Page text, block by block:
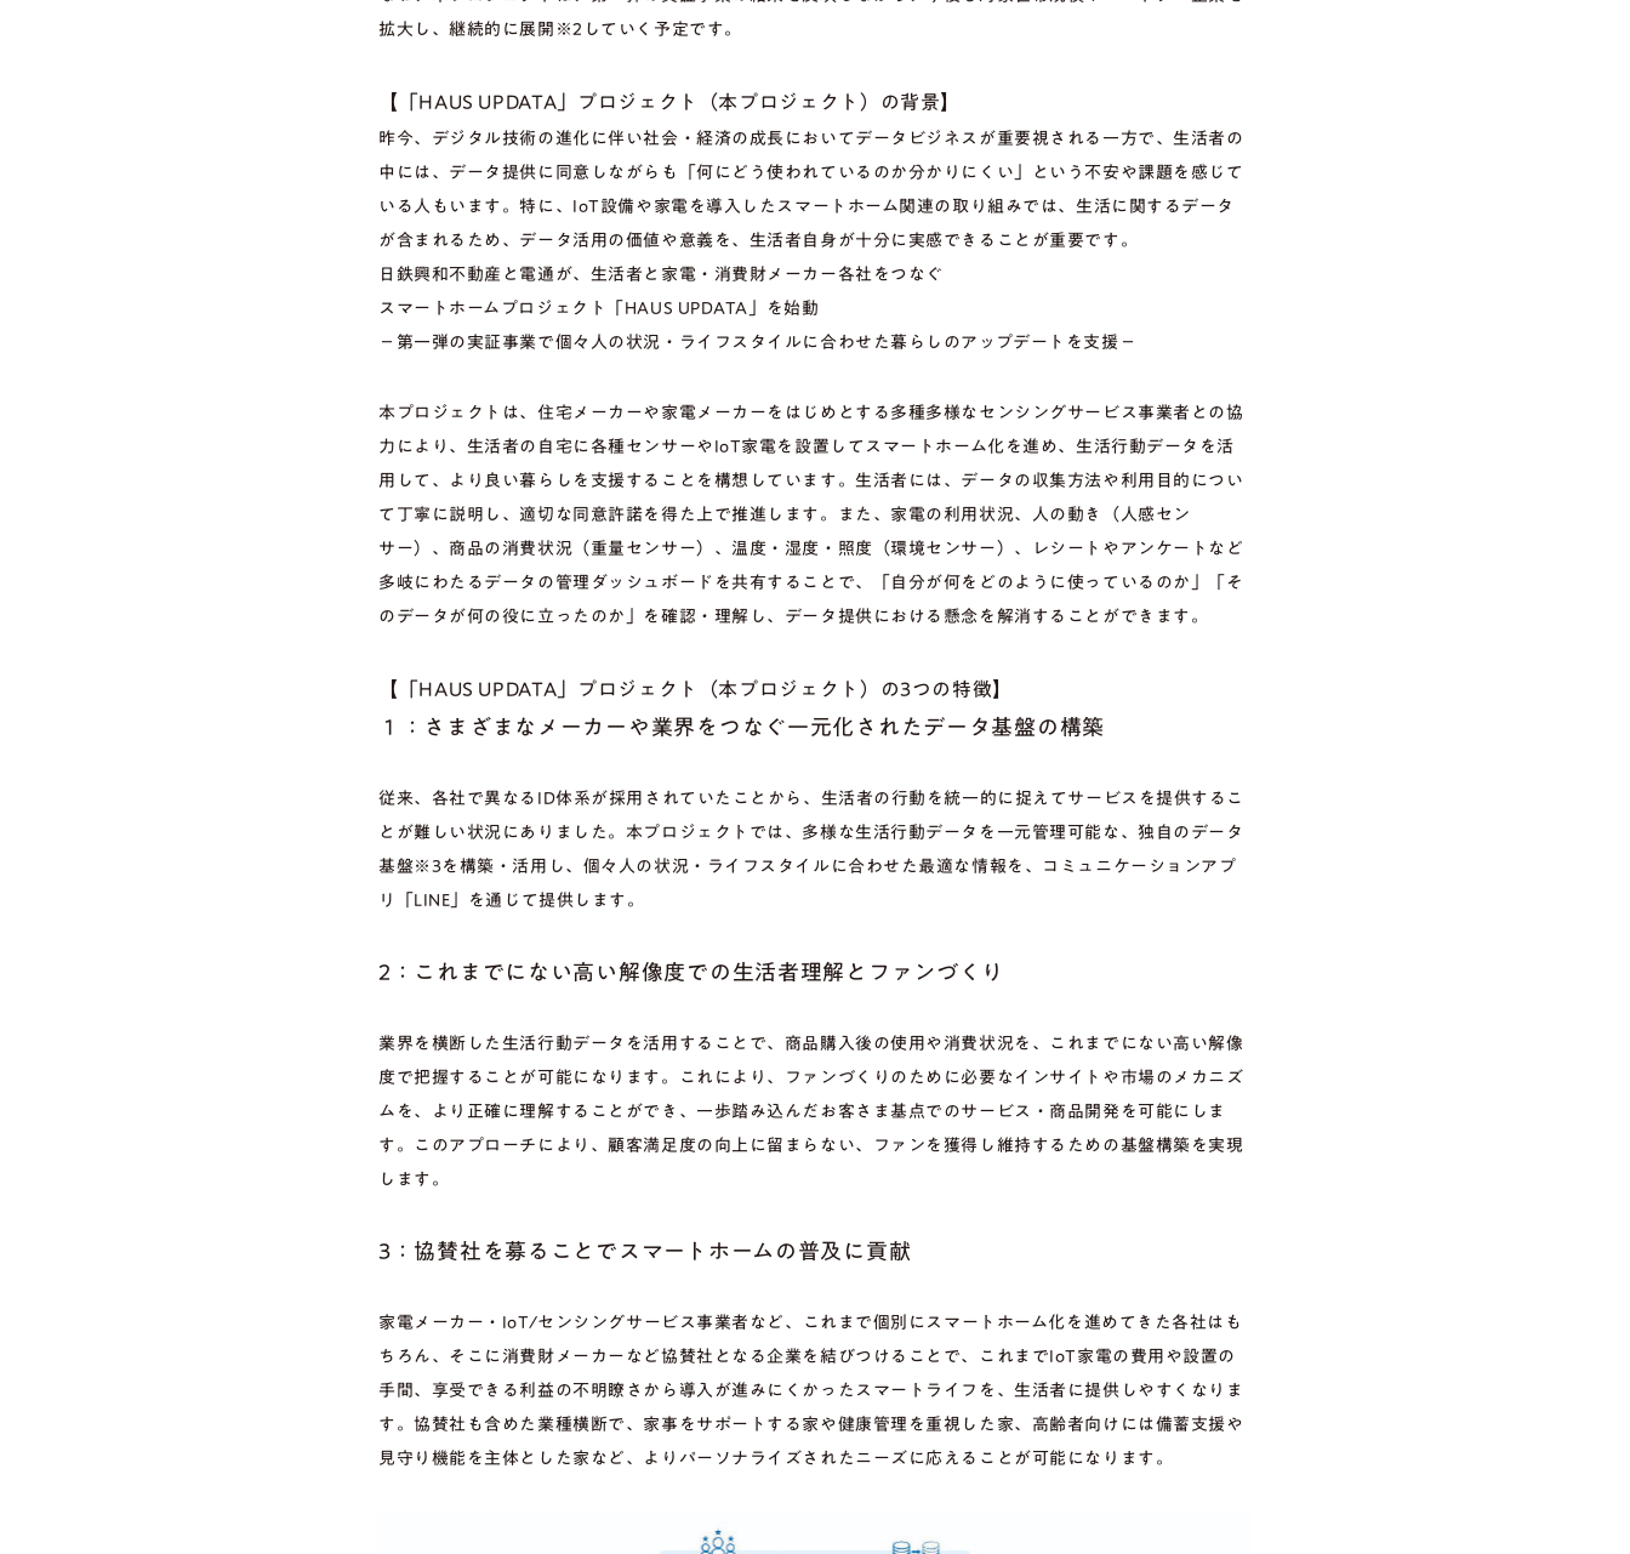
拡大し、継続的に展開※2していく予定です。
【「HAUS UPDATA」プロジェクト（本プロジェクト）の背景】
昨今、デジタル技術の進化に伴い社会・経済の成長においてデータビジネスが重要視される一方で、生活者の
中には、データ提供に同意しながらも「何にどう使われているのか分かりにくい」という不安や課題を感じて
いる人もいます。特に、IoT設備や家電を導入したスマートホーム関連の取り組みでは、生活に関するデータ
が含まれるため、データ活用の価値や意義を、生活者自身が十分に実感できることが重要です。
日鉄興和不動産と電通が、生活者と家電・消費財メーカー各社をつなぐ
スマートホームプロジェクト「HAUS UPDATA」を始動
－第一弾の実証事業で個々人の状況・ライフスタイルに合わせた暮らしのアップデートを支援－
本プロジェクトは、住宅メーカーや家電メーカーをはじめとする多種多様なセンシングサービス事業者との協
力により、生活者の自宅に各種センサーやIoT家電を設置してスマートホーム化を進め、生活行動データを活
用して、より良い暮らしを支援することを構想しています。生活者には、データの収集方法や利用目的につい
て丁寧に説明し、適切な同意許諾を得た上で推進します。また、家電の利用状況、人の動き（人感セン
サー）、商品の消費状況（重量センサー）、温度・湿度・照度（環境センサー）、レシートやアンケートなど
多岐にわたるデータの管理ダッシュボードを共有することで、「自分が何をどのように使っているのか」「そ
のデータが何の役に立ったのか」を確認・理解し、データ提供における懸念を解消することができます。
【「HAUS UPDATA」プロジェクト（本プロジェクト）の3つの特徴】
１：さまざまなメーカーや業界をつなぐ一元化されたデータ基盤の構築
従来、各社で異なるID体系が採用されていたことから、生活者の行動を統一的に捉えてサービスを提供するこ
とが難しい状況にありました。本プロジェクトでは、多様な生活行動データを一元管理可能な、独自のデータ
基盤※3を構築・活用し、個々人の状況・ライフスタイルに合わせた最適な情報を、コミュニケーションアプ
リ「LINE」を通じて提供します。
2：これまでにない高い解像度での生活者理解とファンづくり
業界を横断した生活行動データを活用することで、商品購入後の使用や消費状況を、これまでにない高い解像
度で把握することが可能になります。これにより、ファンづくりのために必要なインサイトや市場のメカニズ
ムを、より正確に理解することができ、一歩踏み込んだお客さま基点でのサービス・商品開発を可能にしま
す。このアプローチにより、顧客満足度の向上に留まらない、ファンを獲得し維持するための基盤構築を実現
します。
3：協賛社を募ることでスマートホームの普及に貢献
家電メーカー・IoT/センシングサービス事業者など、これまで個別にスマートホーム化を進めてきた各社はも
ちろん、そこに消費財メーカーなど協賛社となる企業を結びつけることで、これまでIoT家電の費用や設置の
手間、享受できる利益の不明瞭さから導入が進みにくかったスマートライフを、生活者に提供しやすくなりま
す。協賛社も含めた業種横断で、家事をサポートする家や健康管理を重視した家、高齢者向けには備蓄支援や
見守り機能を主体とした家など、よりパーソナライズされたニーズに応えることが可能になります。